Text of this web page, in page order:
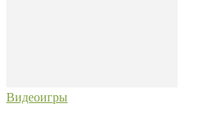
Видеоигры